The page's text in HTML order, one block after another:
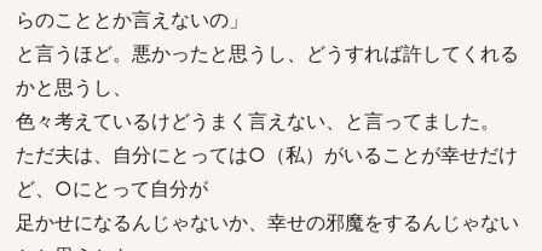
らのこととか言えないの」
と言うほど。悪かったと思うし、どうすれば許してくれる
かと思うし、
色々考えているけどうまく言えない、と言ってました。
ただ夫は、自分にとっては○（私）がいることが幸せだけ
ど、○にとって自分が
足かせになるんじゃないか、幸せの邪魔をするんじゃない